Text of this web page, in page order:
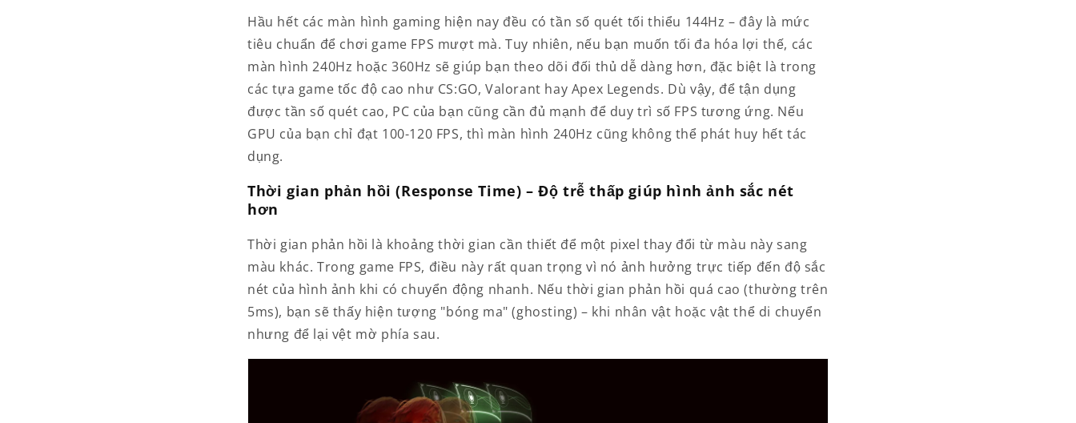
Hầu hết các màn hình gaming hiện nay đều có tần số quét tối thiểu 144Hz – đây là mức
tiêu chuẩn để chơi game FPS mượt mà. Tuy nhiên, nếu bạn muốn tối đa hóa lợi thế, các
màn hình 240Hz hoặc 360Hz sẽ giúp bạn theo dõi đối thủ dễ dàng hơn, đặc biệt là trong
các tựa game tốc độ cao như CS:GO, Valorant hay Apex Legends. Dù vậy, để tận dụng
được tần số quét cao, PC của bạn cũng cần đủ mạnh để duy trì số FPS tương ứng. Nếu
GPU của bạn chỉ đạt 100-120 FPS, thì màn hình 240Hz cũng không thể phát huy hết tác
dụng.
Thời gian phản hồi (Response Time) – Độ trễ thấp giúp hình ảnh sắc nét
hơn
Thời gian phản hồi là khoảng thời gian cần thiết để một pixel thay đổi từ màu này sang
màu khác. Trong game FPS, điều này rất quan trọng vì nó ảnh hưởng trực tiếp đến độ sắc
nét của hình ảnh khi có chuyển động nhanh. Nếu thời gian phản hồi quá cao (thường trên
5ms), bạn sẽ thấy hiện tượng "bóng ma" (ghosting) – khi nhân vật hoặc vật thể di chuyển
nhưng để lại vệt mờ phía sau.